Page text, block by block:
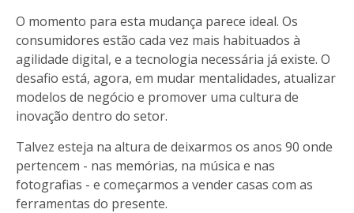
O momento para esta mudança parece ideal. Os
consumidores estão cada vez mais habituados à
agilidade digital, e a tecnologia necessária já existe. O
desafio está, agora, em mudar mentalidades, atualizar
modelos de negócio e promover uma cultura de
inovação dentro do setor.
Talvez esteja na altura de deixarmos os anos 90 onde
pertencem - nas memórias, na música e nas
fotografias - e começarmos a vender casas com as
ferramentas do presente.